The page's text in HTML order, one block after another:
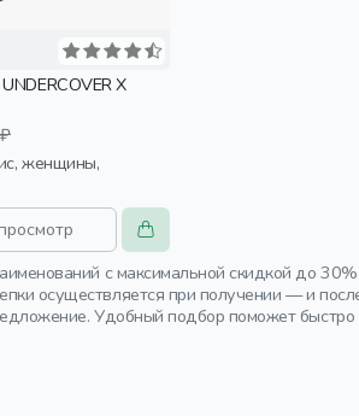
X
с максимальной скидкой до
осуществляется при получении — и
Удобный подбор поможет